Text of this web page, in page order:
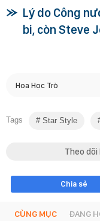
Lý do Công
bi, còn Steve
Hoa Học Trò
Tags Star Style
Theo dõi
Chia sẻ
CÙNG MỤC ĐANG